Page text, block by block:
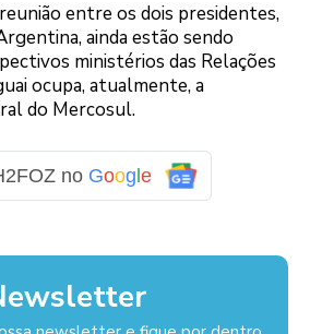
entre os dois presidentes,
ainda estão sendo
ministérios das Relações
ocupa, atualmente, a
do Mercosul.
no Google